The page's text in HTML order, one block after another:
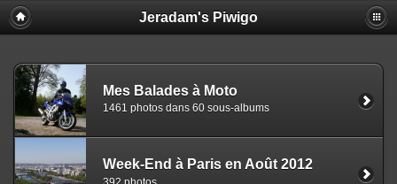
Jeradam's Piwigo
Mes Balades à Moto
1461 photos dans 60 sous-albums
Week-End à Paris en Août 2012